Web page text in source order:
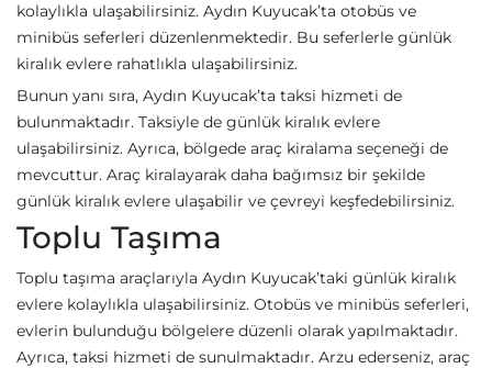
kolaylıkla ulaşabilirsiniz. Aydın Kuyucak’ta otobüs ve
minibüs seferleri düzenlenmektedir. Bu seferlerle günlük
kiralık evlere rahatlıkla ulaşabilirsiniz.
Bunun yanı sıra, Aydın Kuyucak’ta taksi hizmeti de
bulunmaktadır. Taksiyle de günlük kiralık evlere
ulaşabilirsiniz. Ayrıca, bölgede araç kiralama seçeneği de
mevcuttur. Araç kiralayarak daha bağımsız bir şekilde
günlük kiralık evlere ulaşabilir ve çevreyi keşfedebilirsiniz.
Toplu Taşıma
Toplu taşıma araçlarıyla Aydın Kuyucak’taki günlük kiralık
evlere kolaylıkla ulaşabilirsiniz. Otobüs ve minibüs seferleri,
evlerin bulunduğu bölgelere düzenli olarak yapılmaktadır.
Ayrıca, taksi hizmeti de sunulmaktadır. Arzu ederseniz, araç